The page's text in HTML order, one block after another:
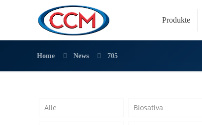
Produkte
Home News 705
Alle Biosativa